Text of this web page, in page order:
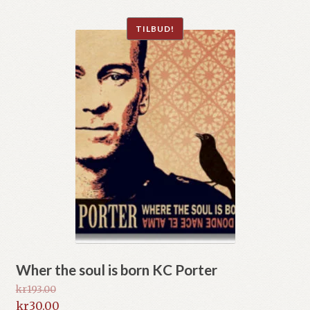
Wher the soul is born KC Porter
TILBUD!
kr193.00
Opprinnelig
kr30.00